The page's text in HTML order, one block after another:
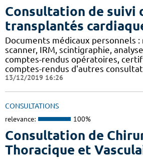
Consultation de suivi
transplantés
Documents médicaux personnels :
scanner, IRM, scintigraphie,
comptes-rendus opératoires,
comptes-rendus d'autres
13/12/2019 16:26
CONSULTATIONS
relevance: 100%
Consultation de
Thoracique et